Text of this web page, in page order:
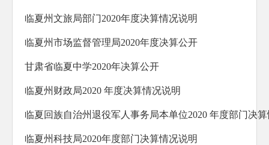
临夏州文旅局部门2020年度决算情况说明
临夏州市场监督管理局2020年度决算公开
甘肃省临夏中学2020年决算公开
临夏州财政局2020 年度决算情况说明
临夏回族自治州退役军人事务局本单位2020 年度部门决
临夏州科技局2020年度部门决算情况说明